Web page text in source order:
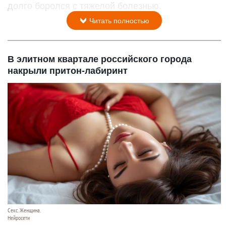
долго боролся с тяжелой болезнью.
Читать полностью
В элитном квартале российского города
накрыли притон-лабиринт
Секс. Женщина.
Нейросети